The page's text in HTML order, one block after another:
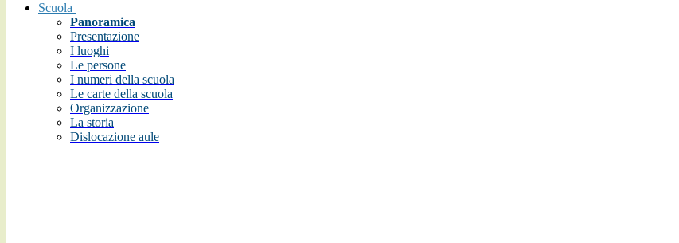
Scuola
Panoramica
Presentazione
I luoghi
Le persone
I numeri della scuola
Le carte della scuola
Organizzazione
La storia
Dislocazione aule